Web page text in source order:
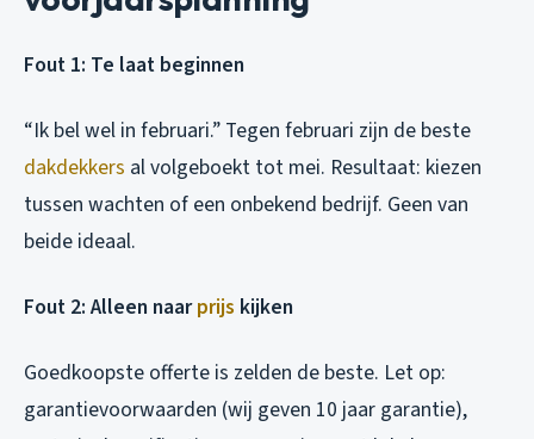
Fout 1: Te laat beginnen
“Ik bel wel in februari.” Tegen februari zijn de beste
dakdekkers al volgeboekt tot mei. Resultaat: kiezen
tussen wachten of een onbekend bedrijf. Geen van
beide ideaal.
Fout 2: Alleen naarprijs kijken
Goedkoopste offerte is zelden de beste. Let op:
garantievoorwaarden (wij geven 10 jaar garantie),